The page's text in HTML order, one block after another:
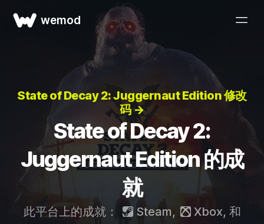
wemod
State of Decay 2: Juggernaut Edition 修改
码 →
State of Decay 2:
Juggernaut Edition 的成
就
此平台上的成就： Steam, Xbox, 和